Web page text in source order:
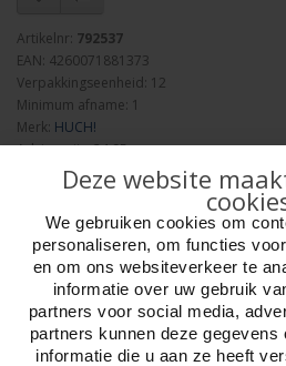
Artikelnr: 792537
EAN: 4260071881373
Verpakkingseenheid: 12
Minimum afname: 1
Merk: HUCH!
Adviesprijs: 24.95
Aantal
Deze website
We gebruiken cookies om
personaliseren, om functies
en om ons websiteverkeer te
informatie over uw gebruik
partners voor social media,
partners kunnen deze
informatie die u aan ze heeft